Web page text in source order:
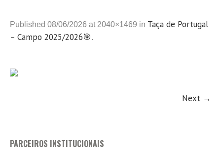
Published 08/06/2026 at 2040×1469 in Taça de Portugal
– Campo 2025/2026🎯.
Next →
PARCEIROS INSTITUCIONAIS